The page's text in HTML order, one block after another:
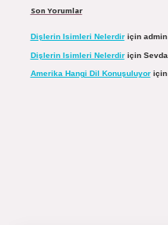
Son Yorumlar
Dişlerin Isimleri Nelerdiriçin admin
Dişlerin Isimleri Nelerdiriçin Sevda
Amerika Hangi Dil Konuşuluyoriçin